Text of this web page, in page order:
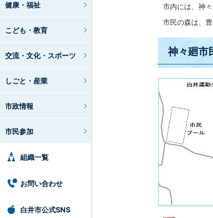
健康・福祉
こども・教育
交流・文化・スポーツ
しごと・産業
市政情報
市民参加
組織一覧
お問い合わせ
白井市公式SNS
市内には、神
市民の森は、
神々廻市